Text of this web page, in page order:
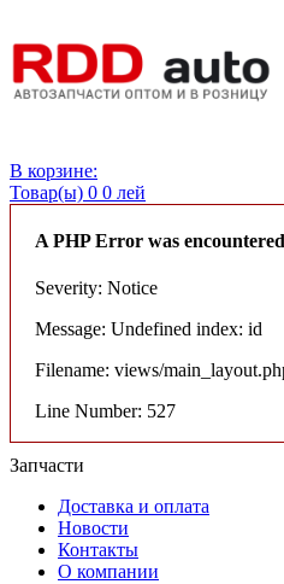
В корзине:
Товар(ы) 0 0 лей
A PHP Error was encountered
Severity: Notice
Message: Undefined index: id
Filename: views/
Line Number: 527
Запчасти
Доставка и оплата
Новости
Контакты
О компании